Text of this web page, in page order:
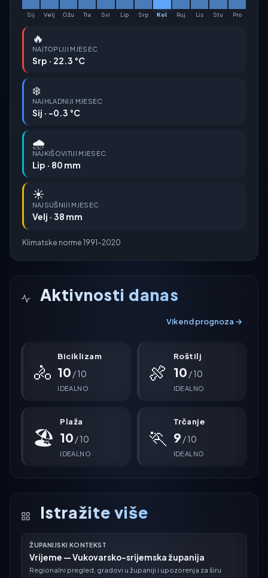
Sij Velj Ožu Tra Svi Lip Srp Kol Ruj Lis Stu Pro
🔥
NAJTOPLIJI MJESEC
Srp · 22.3 °C
❄️
NAJHLADNIJI MJESEC
Sij · -0.3 °C
🌧️
NAJKIŠOVITIJI MJESEC
Lip · 80 mm
☀️
NAJSUŠNIJI MJESEC
Velj · 38 mm
Klimatske norme 1991–2020
Aktivnosti danas
Vikend prognoza →
🚴
Biciklizam
10 / 10
IDEALNO
🍖
Roštilj
10 / 10
IDEALNO
🏖
Plaža
10 / 10
IDEALNO
🏃
Trčanje
9 / 10
IDEALNO
Istražite više
ŽUPANIJSKI KONTEKST
Vrijeme — Vukovarsko-srijemska županija
Regionalni pregled, gradovi u županiji i upozorenja za širu